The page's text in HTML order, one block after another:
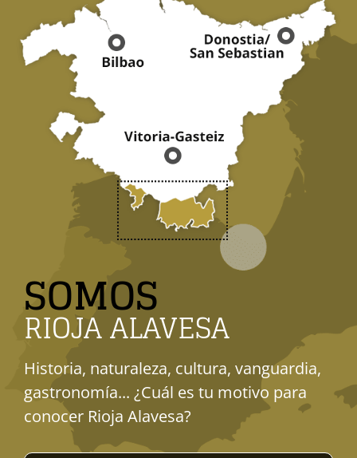
SOMOS
RIOJA ALAVESA
Historia, naturaleza, cultura, vanguardia,
gastronomía... ¿Cuál es tu motivo para
conocer Rioja Alavesa?